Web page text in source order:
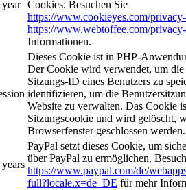
year Cookies. Besuchen Sie
https://www.cookieyes.com/
https://www.webtoffee.com/
Informationen.
Dieses Cookie ist in PHP-
Der Cookie wird verwendet, um die
Sitzungs-ID eines Benutzers zu
identifizieren, um die
Website zu verwalten. Das Cookie
Sitzungscookie und wird gelöscht,
Browserfenster geschlossen werden.
PayPal setzt dieses Cookie, um
über PayPal zu ermöglichen.
https://www.paypal.com/de/
full?locale.x=de_DE für mehr